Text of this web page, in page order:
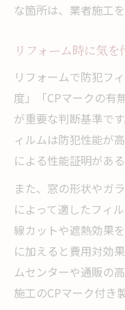
な箇所は、業者施工
リフォーム時に気
リフォームで防犯フ
度」「CPマークの有
が重要な判断基準で
ィルムは防犯性能が
による性能証明があ
また、窓の形状やガ
によって適したフィ
線カットや遮熱効果
に加えると費用対効
ムセンターや通販の
施工のCPマーク付き